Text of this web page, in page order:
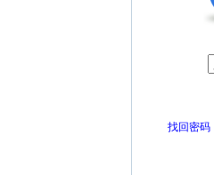
找回密码